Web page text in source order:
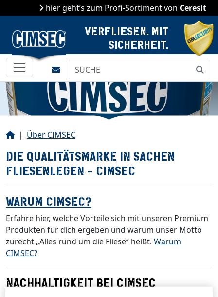
hier geht’s zum Profi-Sortiment von Ceresit
VERFLIESEN. MIT
SICHERHEIT.
Kontakt
StartÜber CIMSEC
DIE QUALITÄTSMARKE IN SACHEN
FLIESENLEGEN - CIMSEC
WARUM CIMSEC?
Erfahre hier, welche Vorteile sich mit unseren Premium
Produkten für dich ergeben und warum unser Motto
zurecht „Alles rund um die Fliese“ heißt. Warum
CIMSEC?
NACHHALTIGKEIT BEI CIMSEC